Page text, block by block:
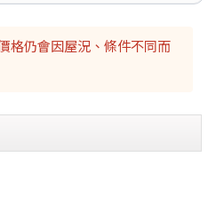
格仍會因屋況、條件不同而